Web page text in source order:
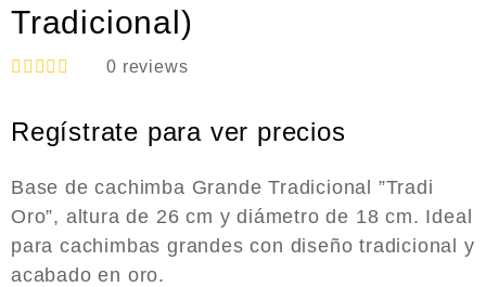
Tradicional)
t
e
0
u
t
o
f
0 reviews
Regístrate para ver precios
Base de cachimba Grande Tradicional ”Tradi
Oro”, altura de 26 cm y diámetro de 18 cm. Ideal
para cachimbas grandes con diseño tradicional y
acabado en oro.